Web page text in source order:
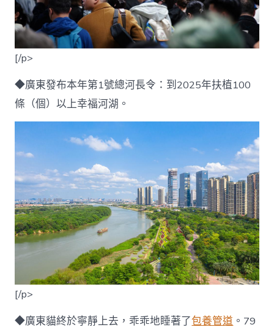
[/p>
◆廣東發布本年第1號總河長令：到2025年扶植100
條（個）以上幸福河湖。
[/p>
◆廣東貓終於寧靜上去，乖乖地睡著了包養管道 。79